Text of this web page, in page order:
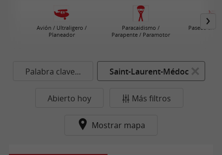
Avión / Ultraligero /
Planeador
Paracaidismo /
Parapente / Paramotor
Paseos en
Palabra clave... Saint-Laurent-Médoc
Abierto hoy Más filtros
Mostrar mapa